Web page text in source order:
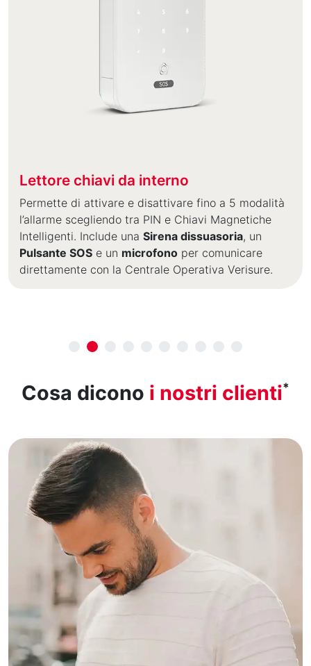
Lettore chiavi da interno
Permette di attivare e disattivare fino a 5 modalità
l’allarme scegliendo tra PIN e Chiavi Magnetiche
Intelligenti. Include una Sirena dissuasoria, un
Pulsante SOS e un microfono per comunicare
direttamente con la Centrale Operativa Verisure.
Cosa dicono i nostri clienti*